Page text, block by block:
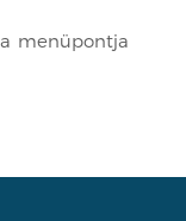
menüpontja